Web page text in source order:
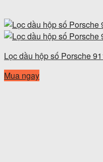
Lọc dầu hộp số Porsche
Mua ngay